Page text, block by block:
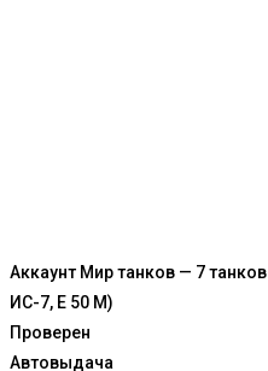
Аккаунт Мир танков — 7
ИС-7, E 50 M)
Проверен
Автовыдача